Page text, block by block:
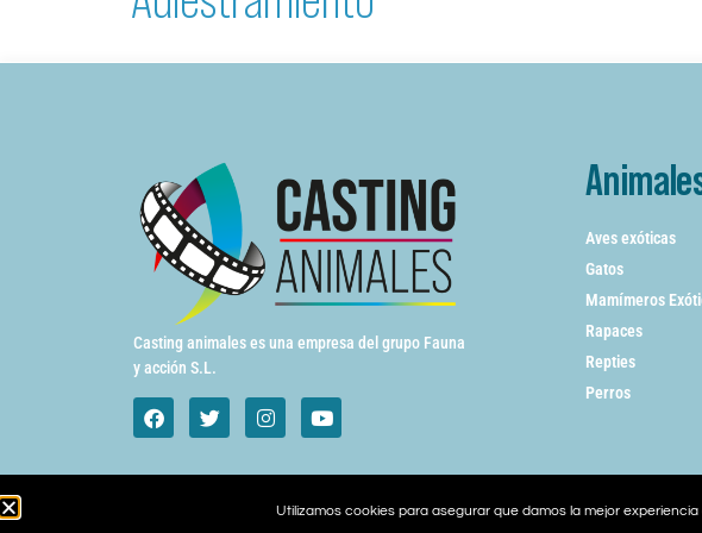
Casting animales es una empresa del grupo Fauna
y acción S.L.
Aves exóticas
Gatos
Mamímeros
Rapaces
Repties
Perros
Utilizamos cookies para asegurar que damos la mejor